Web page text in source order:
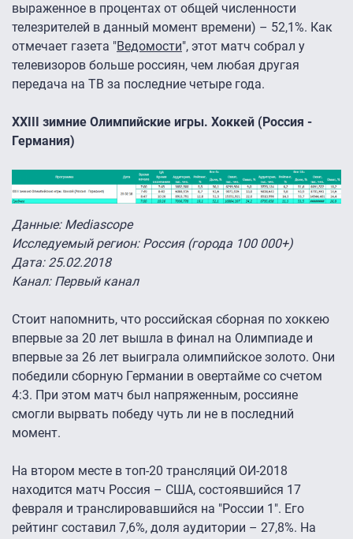
выраженное в процентах от общей численности
телезрителей в данный момент времени) – 52,1%. Как
отмечает газета "Ведомости", этот матч собрал у
телевизоров больше россиян, чем любая другая
передача на ТВ за последние четыре года.
XXIII зимние Олимпийские игры. Хоккей (Россия -
Германия)
Данные: Mediascope
Исследуемый регион: Россия (города 100 000+)
Дата: 25.02.2018
Канал: Первый канал
Стоит напомнить, что российская сборная по хоккею
впервые за 20 лет вышла в финал на Олимпиаде и
впервые за 26 лет выиграла олимпийское золото. Они
победили сборную Германии в овертайме со счетом
4:3. При этом матч был напряженным, россияне
смогли вырвать победу чуть ли не в последний
момент.
На втором месте в топ-20 трансляций ОИ-2018
находится матч Россия – США, состоявшийся 17
февраля и транслировавшийся на "России 1". Его
рейтинг составил 7,6%, доля аудитории – 27,8%. На